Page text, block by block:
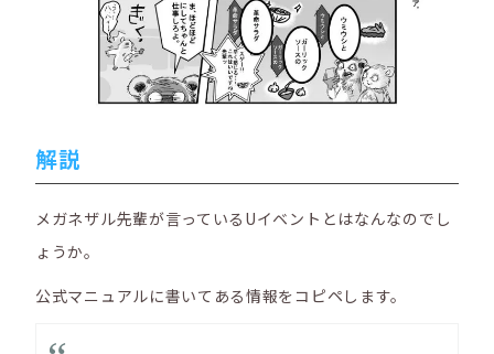
解説
メガネザル先輩が言っているUイベントとはなんなのでし
ょうか。
公式マニュアルに書いてある情報をコピペします。